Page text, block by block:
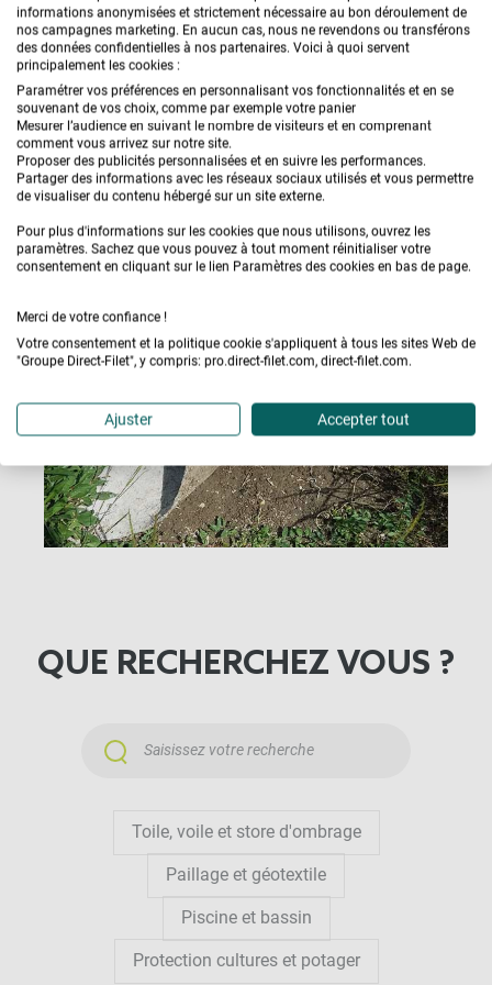
l'environnement, notre paillage naturel s'adresse aux
amateurs de jardinage comme aux professionnels
souhaitant conjuguer santé de leurs sols et
préservation de la nature.
Pourquoi choisir le Paillage Bio ?
Les toiles de paillage bio sont conçues pour
répondre aux besoins croissants des jardiniers
conscients de l'importance de cultiver de manière
plus strictes en matière de durabilité, favorisant la
croissance saine des plantes sans compromettre la
biodiversité. Le paillage organique est une
alternative durable auxtoiles de paillage
synthétiques. Nos toiles de paillage sont fabriquées
à partir de matériaux naturels et biologiques,
favorisant ainsi un équilibre écologique dans votre
mauvaises herbes tout en conservant l'humidité du
barrière efficace contre les intrus indésirables,
permettant à vos plantes de prospérer sans
l'utilisation de produits chimiques nocifs. Conçu
pour s'intégrer harmonieusement à votre
écosystème, notre paillage naturel favorise un
Lire la suite
QUE RECHERCHEZ VOUS ?
Toile, voile et store d'ombrage
Paillage et géotextile
Piscine et bassin
Protection cultures et potager
informations anonymisées et strictement nécessaire au bon déroulement de
nos campagnes marketing. En aucun cas, nous ne revendons ou transférons
des données confidentielles à nos partenaires. Voici à quoi servent
principalement les cookies :
Paramétrer vos préférences en personnalisant vos fonctionnalités et en se
souvenant de vos choix, comme par exemple votre panier
Mesurer l’audience en suivant le nombre de visiteurs et en comprenant
comment vous arrivez sur notre site.
Proposer des publicités personnalisées et en suivre les performances.
Partager des informations avec les réseaux sociaux utilisés et vous permettre
de visualiser du contenu hébergé sur un site externe.
Pour plus d'informations sur les cookies que nous utilisons, ouvrez les
paramètres. Sachez que vous pouvez à tout moment réinitialiser votre
consentement en cliquant sur le lien Paramètres des cookies en bas de page.
Merci de votre confiance !
Votre consentement et la politique cookie s'appliquent à tous les sites Web de
"Groupe Direct-Filet", y compris: pro.direct-filet.com, direct-filet.com.
Ajuster Accepter tout